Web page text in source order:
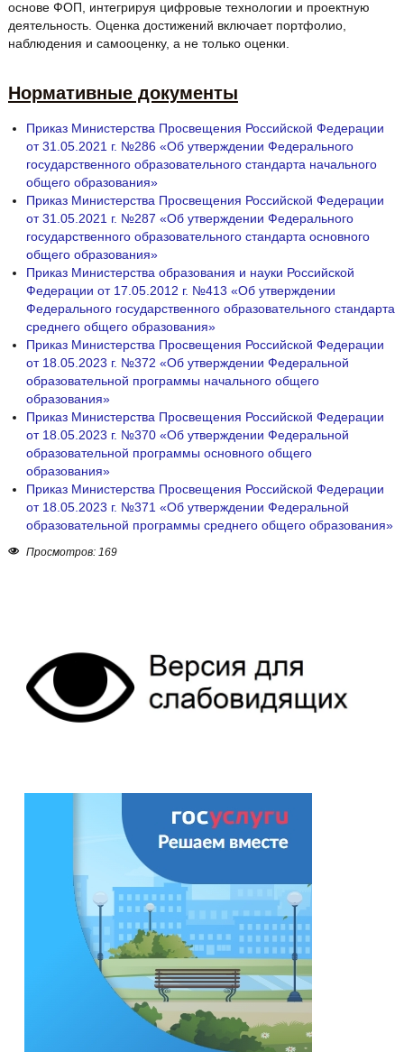
основе ФОП, интегрируя цифровые технологии и проектную
деятельность. Оценка достижений включает портфолио,
наблюдения и самооценку, а не только оценки.
Нормативные документы
Приказ Министерства Просвещения Российской Федерации
от 31.05.2021 г. №286 «Об утверждении Федерального
государственного образовательного стандарта начального
общего образования»
Приказ Министерства Просвещения Российской Федерации
от 31.05.2021 г. №287 «Об утверждении Федерального
государственного образовательного стандарта основного
общего образования»
Приказ Министерства образования и науки Российской
Федерации от 17.05.2012 г. №413 «Об утверждении
Федерального государственного образовательного стандарта
среднего общего образования»
Приказ Министерства Просвещения Российской Федерации
от 18.05.2023 г. №372 «Об утверждении Федеральной
образовательной программы начального общего
образования»
Приказ Министерства Просвещения Российской Федерации
от 18.05.2023 г. №370 «Об утверждении Федеральной
образовательной программы основного общего
образования»
Приказ Министерства Просвещения Российской Федерации
от 18.05.2023 г. №371 «Об утверждении Федеральной
образовательной программы среднего общего образования»
Просмотров: 169